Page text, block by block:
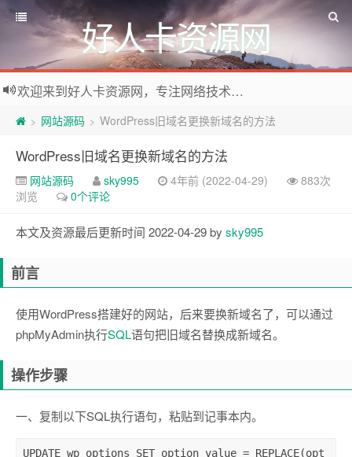
好人卡资源网
欢迎来到好人卡资源网，专注网络技术资源收集，我们不仅是网络资源的搬运工，也生产原创资源。寻找资源请留言或关注公众号:烈日下的男人
> 网站源码 > WordPress旧域名更换新域名的方法
WordPress旧域名更换新域名的方法
网站源码 sky995 4年前 (2022-04-29)
883次
浏览
0个评论
本文及资源最后更新时间 2022-04-29 by sky995
前言
使用WordPress搭建好的网站，后来要换新域名了，可以通过
phpMyAdmin执行SQL语句把旧域名替换成新域名。
操作步骤
一、复制以下SQL执行语句，粘贴到记事本内。
UPDATE wp_options SET option_value = REPLACE(opt